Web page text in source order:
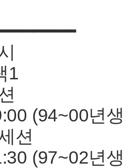
1
(94~00년
션
(97~02년